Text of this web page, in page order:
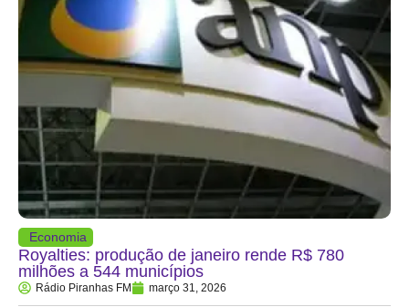
Economia
Royalties: produção de janeiro rende R$ 780
milhões a 544 municípios
Rádio Piranhas FM março 31, 2026